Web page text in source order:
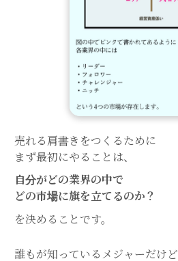
売れる肩書きをつくるために
まず最初にやることは、
自分がどの業界の中で
どの市場に旗を立てるのか？
を決めることです。
誰もが知っているメジャーだけど